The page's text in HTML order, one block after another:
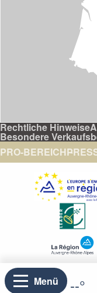
Aller
--°
Menü
Rechtliche Hinweise
Besondere
PRO-BEREICH